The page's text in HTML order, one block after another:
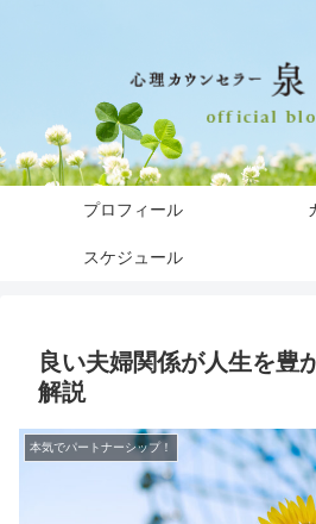
プロフィール
スケジュール
良い夫婦関係が人生を豊
解説
本気でパートナーシップ！